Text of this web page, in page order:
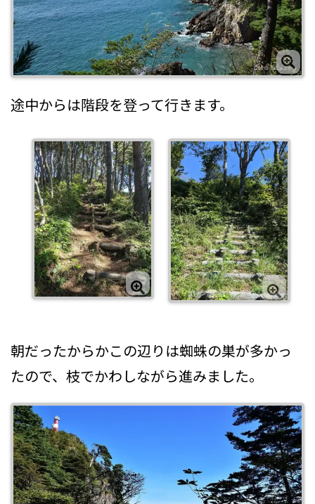
途中からは階段を登って行きます。
朝だったからかこの辺りは蜘蛛の巣が多かっ
たので、枝でかわしながら進みました。